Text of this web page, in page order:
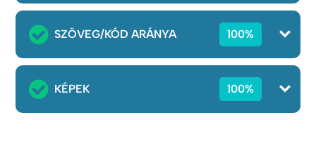
SZÖVEG/KÓD ARÁNYA 100%
KÉPEK 100%